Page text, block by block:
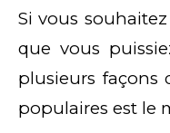
Si vous
que vous
plusieurs façons
populaires est le